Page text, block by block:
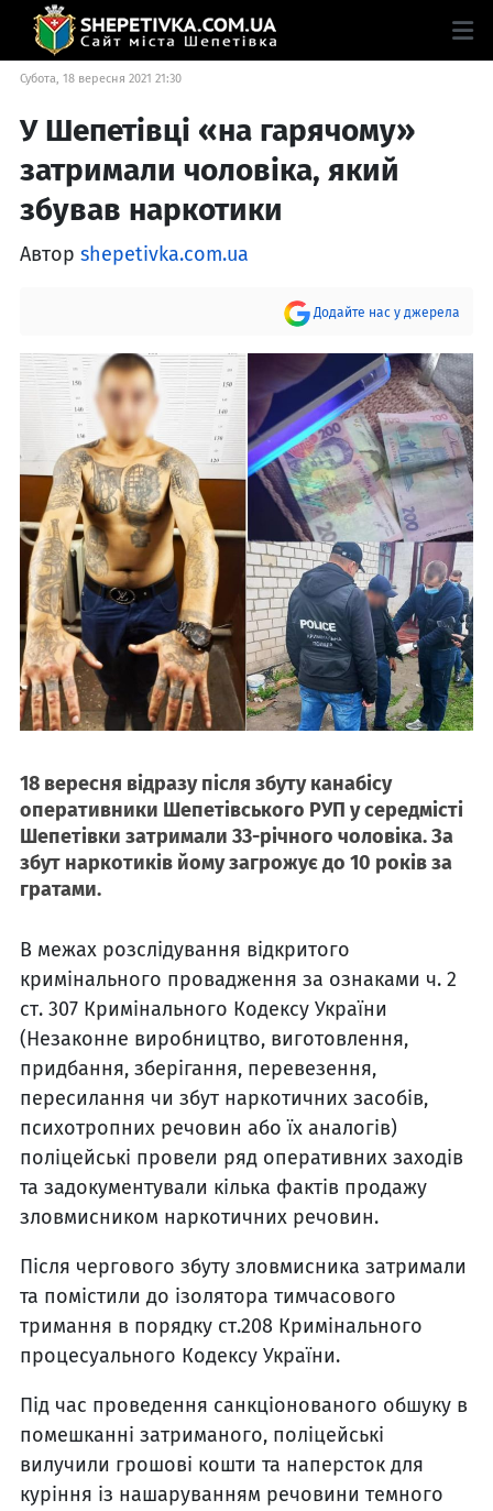
Субота, 18 вересня 2021 21:30
У Шепетівці «на гарячому»
затримали чоловіка, який
збував наркотики
Автор shepetivka.com.ua
Додайте нас у джерела
18 вересня відразу після збуту канабісу
оперативники Шепетівського РУП у середмісті
Шепетівки затримали 33-річного чоловіка. За
збут наркотиків йому загрожує до 10 років за
гратами.
В межах розслідування відкритого
кримінального провадження за ознаками ч. 2
ст. 307 Кримінального Кодексу України
(Незаконне виробництво, виготовлення,
придбання, зберігання, перевезення,
пересилання чи збут наркотичних засобів,
психотропних речовин або їх аналогів)
поліцейські провели ряд оперативних заходів
та задокументували кілька фактів продажу
зловмисником наркотичних речовин.
Після чергового збуту зловмисника затримали
та помістили до ізолятора тимчасового
тримання в порядку ст.208 Кримінального
процесуального Кодексу України.
Під час проведення санкціонованого обшуку в
помешканні затриманого, поліцейські
вилучили грошові кошти та наперсток для
куріння із нашаруванням речовини темного